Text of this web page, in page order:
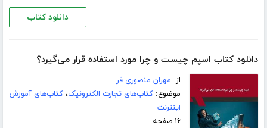
دانلود کتاب
دانلود کتاب اسپم چیست و چرا مورد استفاده قرار می‌گیرد؟
از: مهران منصوری فر
موضوع:کتاب‌های تجارت الکترونیک،کتاب‌های آموزش
اینترنت
۱۶ صفحه